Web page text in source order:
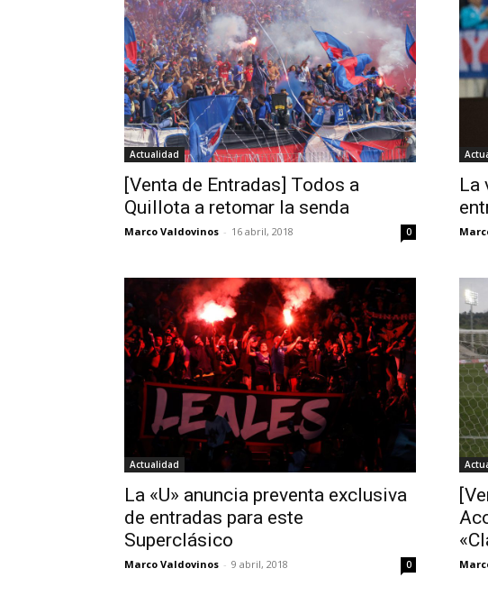
Actualidad
[Venta de Entradas] Todos a
Quillota a retomar la senda
Marco Valdovinos - 16 abril, 2018 0
La
Actualidad
La «U» anuncia preventa exclusiva
de entradas para este
Superclásico
Marco Valdovinos - 9 abril, 2018 0